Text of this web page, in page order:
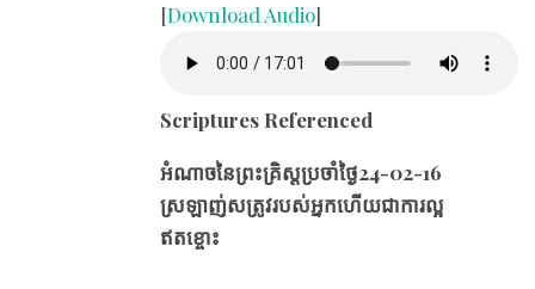
[Download Audio]
Scriptures Referenced
អំណាចនៃព្រះគ្រិស្ដប្រចាំថ្ងៃ24-02-16​
ស្រឡាញ់សត្រូវរបស់អ្នកហើយជាការល្អ
ឥតខ្ចោះ